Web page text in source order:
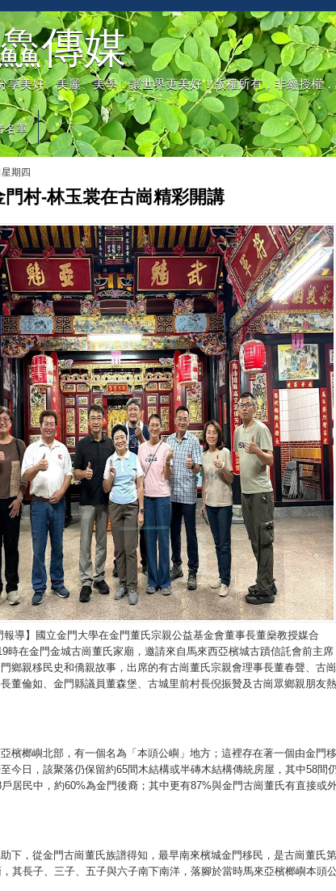
傳媒
享美好、美麗、美學，讓世界更美好！版權所有，非經授權
名單
期四
門村-林玉裳在古崗精彩開講
報導】國立金門大學在金門董氏宗親公益基金會董事長董燊教授媒合
時在金門金城古崗董氏家廟，邀請來自馬來西亞檳城古蹟信託會前主席
鄉親移民史和僑親故事，出席的有古崗董氏宗親會理事長董春聲、古崗
董倫如、金門縣議員董森堡、古城里前村長倪振贊及古崗眾鄉親朋友熱
檳榔嶼北部，有一個名為「本頭公嶼」地方；這裡存在著一個由金門移
今日，該聚落仍保留約65間木結構或半磚木結構傳統房屋，其中58間
居民中，約60%為金門後裔；其中更有87%與金門古崗董氏有直接或
下，從金門古崗董氏族譜得知，最早南來檳城金門移民，是古崗董氏第
其長子、三子、五子與六子南下南洋，落腳於當時馬來亞檳榔嶼本頭